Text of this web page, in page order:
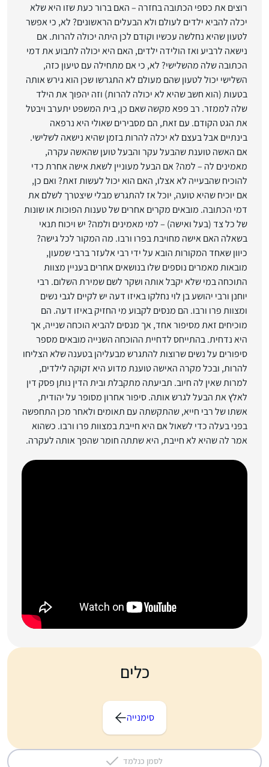
רוצים את כספי הכתובה בחזרה – האם ברור כעת שזו היא שלא
יכלה להביא ילדים לעולם ולא הבעלים הראשונים? לא, כי אפשר
לטעון שהיא נחלשה עכשיו וקודם לכן היתה יכולה להרות. אם
נישאה לרביע ואז הולידה ילדים, האם היא יכולה לתבוע את דמי
הכתובה שלה מהשלישי? לא, כי אם מתחילה עם טיעון כזה,
השלישי יכול לטעון שהם מעולם לא התגרשו שכן הוא גירש אותה
בטעות (הוא חשב שהיא לא יכולה להרות) וזה יהפוך את הילד
שלה לממזר. רב פפא מקשה שאם כן, בית המשפט יתערב ויבטל
את הגט הקודם. עם זאת, הם מסבירים שאולי היא נרפאה
בינתיים אבל בעצם לא יכלה להרות בזמן שהיא נישאה לשלישי.
אם האשה טוענת שהבעל עקר והבעל טוען שהאשה עקרה,
מאמינים לה – למה? אם הבעל מעוניין לשאת אישה אחרת כדי
להוכיח שהבעייה לא אצלו, האם הוא יכול לעשות זאת? ואם כן,
אם יוכיח שהיא טועה, יוכל אז להתגרש מבלי שיצטרך לשלם את
דמי הכתובה. מובאים מקרים אחרים של טענות הפוכות או שונות
של כל צד (בעל ואישה) – למי מאמינים ולמה? יש ויכוח תנאי
בשאלה האם אישה מחויבת בפרו ורבו. מה המקור לכל גישה?
כיוון שאחד המקורות הובא על ידי רבי אלעזר ברבי שמעון,
מובאות מאמרים נוספים שלו בנושאים אחרים בעניין מצוות
התוכחה במי שלא יקבל אותה ושקר לשם שמירת השלום. רבי
יוחנן ורבי יהושע בן לוי נחלקו באיזו דעה יש לקיים לגבי נשים
ומצוות פרו ורבו. הם מנסים לקבוע מי החזיק באיזו דעה. הם
מוכיחים זאת מסיפור אחד, אך מנסים להביא הוכחה שנייה, אך
היא נדחית. בהתייחס לדחיית ההוכחה השנייה מובאים מספר
סיפורים על נשים שרוצות להתגרש מבעליהן בטענה שלא הצליחו
להרות, ובכל מקרה האישה טוענת מדוע היא זקוקה לילדים,
למרות שאין לה חיוב. תביעתה מתקבלת ובית הדין נותן פסק דין
לאלץ את הבעל לגרש אותה. סיפור אחרון מסופר על יהודית,
אשתו של רבי חייא, שהתקשתה עם תאומים ולאחר מכן התחפשה
בפני בעלה כדי לשאול אם היא חייבת במצוות פרו ורבו. כשהוא
אמר לה שהיא לא חייבת, היא שתתה חומר שהפך אותה לעקרה.
כלים
סימנייה
לסמן כנלמד